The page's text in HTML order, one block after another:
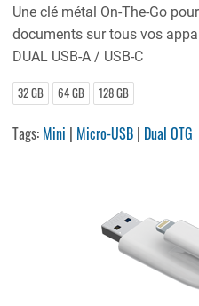
Une clé métal On-The-Go
documents sur tous vos
DUAL USB-A / USB-C
32 GB 64 GB 128 GB
Tags: Mini | Micro-USB | Dual OTG